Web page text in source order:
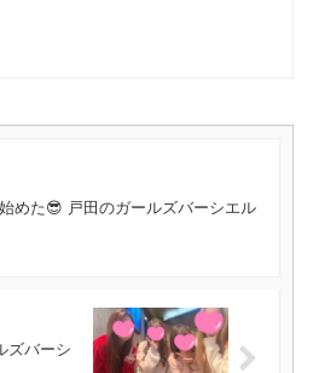
始めた😎 戸田のガールズバーシエル
ズバーシ